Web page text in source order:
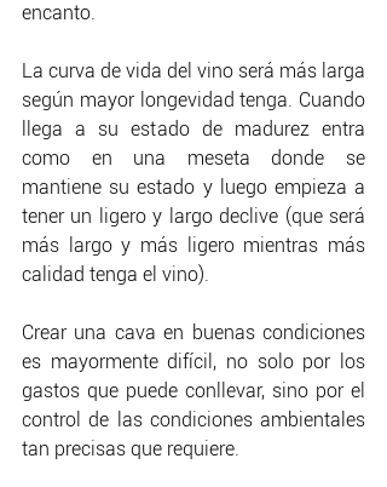
encanto.
La curva de vida del vino será más larga
según mayor longevidad tenga. Cuando
llega a su estado de madurez entra
como en una meseta donde se
mantiene su estado y luego empieza a
tener un ligero y largo declive (que será
más largo y más ligero mientras más
calidad tenga el vino).
Crear una cava en buenas condiciones
es mayormente difícil, no solo por los
gastos que puede conllevar, sino por el
control de las condiciones ambientales
tan precisas que requiere.